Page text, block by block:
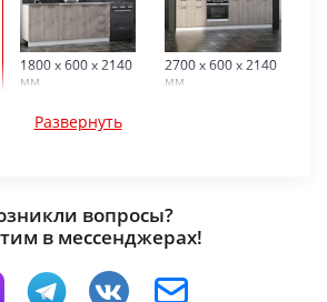
1800 x 600 x 2140
мм
2700 x 600 x 2140
мм
3100 x 600 x 2140
Развернуть
вопросы?
в мессенджерах!